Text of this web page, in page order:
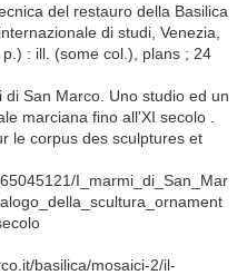
del restauro della Basilica
di studi, Venezia,
: ill. (some col.), plans ; 24
San Marco. Uno studio ed un
marciana fino all'XI secolo .
le corpus des sculptures et
I_marmi_di_San_Mar
basilica/mosaici-2/il-